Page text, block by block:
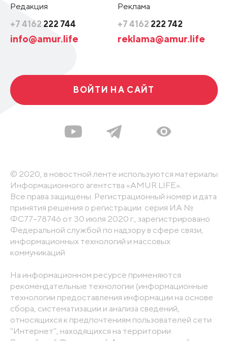
Редакция
+7 4162 222 744
info@amur.life
Реклама
+7 4162 222 742
reklama@amur.life
ВОЙТИ НА САЙТ
© 2020, в новостной ленте используются материалы
Информационного агентства «AMUR.LIFE».
Все права защищены. Регистрационный номер и дата
принятия решения о регистрации: серия ИА №
ФС77-78746 от 30 июля 2020 г., зарегистрировано
Федеральной службой по надзору в сфере связи,
информационных технологий и массовых
коммуникаций
На информационном ресурсе применяются
рекомендательные технологии (информационные
технологии предоставления информации на основе
сбора, систематизации и анализа сведений,
относящихся к предпочтениям пользователей сети
"Интернет", находящихся на территории